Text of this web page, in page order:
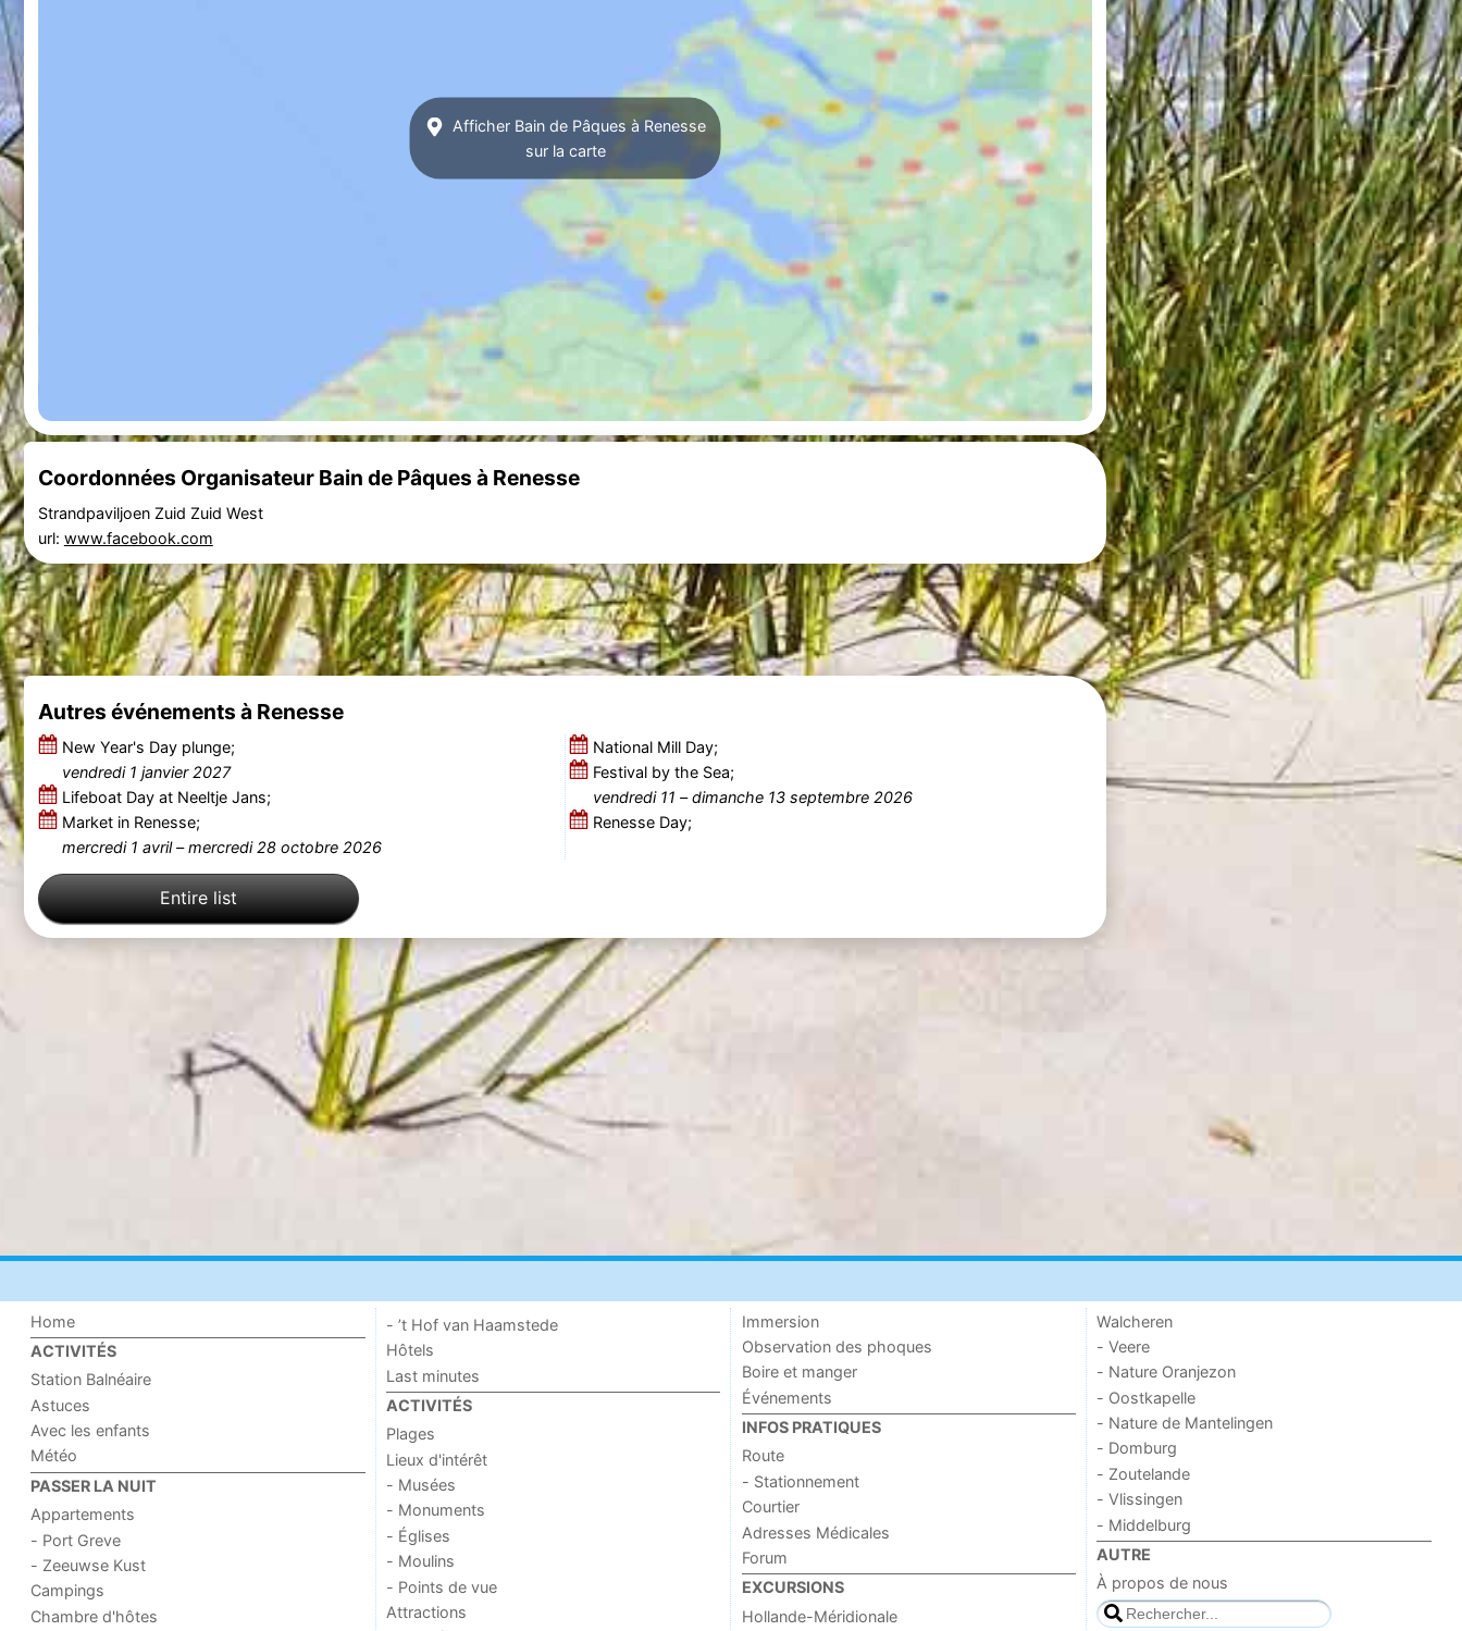
Afficher Bain de Pâques à Renesse
sur la carte
Coordonnées Organisateur Bain de Pâques à Renesse
Strandpaviljoen Zuid Zuid West
url: www.facebook.com
Autres événements à Renesse
New Year's Day plunge;
vendredi 1 janvier 2027
Lifeboat Day at Neeltje Jans;
Market in Renesse;
mercredi 1 avril–mercredi 28 octobre 2026
National Mill Day;
Festival by the Sea;
vendredi 11 –dimanche 13 septembre 2026
Renesse Day;
Entire list
Home
ACTIVITÉS
Station Balnéaire
Astuces
Avec les enfants
Météo
PASSER LA NUIT
Appartements
- Port Greve
- Zeeuwse Kust
Campings
Chambre d'hôtes
- ’t Hof van Haamstede
Hôtels
Last minutes
ACTIVITÉS
Plages
Lieux d'intérêt
- Musées
- Monuments
- Églises
- Moulins
- Points de vue
Attractions
Immersion
Observation des phoques
Boire et manger
Événements
INFOS PRATIQUES
Route
- Stationnement
Courtier
Adresses Médicales
Forum
EXCURSIONS
Hollande-Méridionale
Walcheren
- Veere
- Nature Oranjezon
- Oostkapelle
- Nature de Mantelingen
- Domburg
- Zoutelande
- Vlissingen
- Middelburg
AUTRE
À propos de nous